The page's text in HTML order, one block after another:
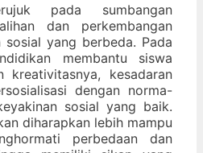
pada sumbangan
dan perkembangan
yang berbeda. Pada
membantu siswa
kreativitasnya, kesadaran
dengan norma-
sosial yang baik.
diharapkan lebih mampu
perbedaan dan